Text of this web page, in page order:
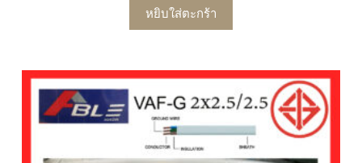
หยิบใส่ตะกร้า